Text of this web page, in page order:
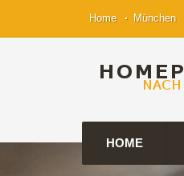
Home München
HOME